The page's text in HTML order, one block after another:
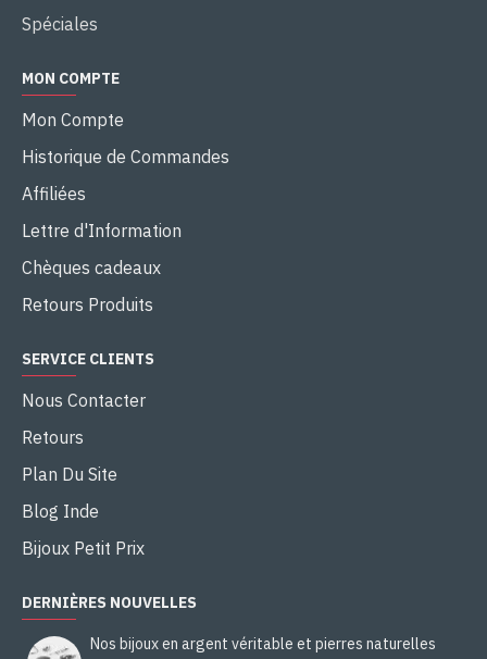
Spéciales
MON COMPTE
Mon Compte
Historique de Commandes
Affiliées
Lettre d'Information
Chèques cadeaux
Retours Produits
SERVICE CLIENTS
Nous Contacter
Retours
Plan Du Site
Blog Inde
Bijoux Petit Prix
DERNIÈRES NOUVELLES
Nos bijoux en argent véritable et pierres naturelles